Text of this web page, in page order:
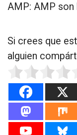
AMP: AMP son
Si crees que
alguien